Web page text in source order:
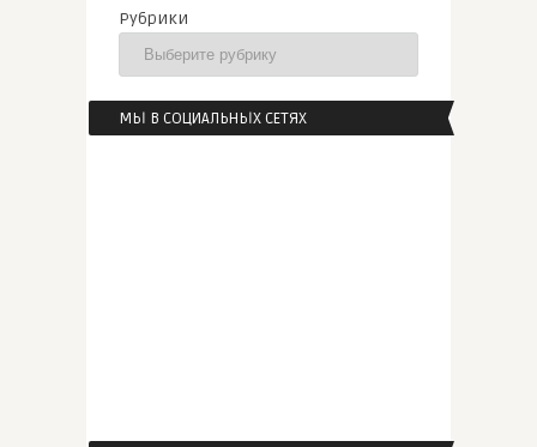
Рубрики
МЫ В СОЦИАЛЬНЫХ СЕТЯХ